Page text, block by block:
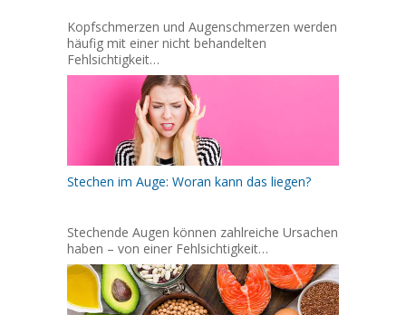
Kopfschmerzen und Augenschmerzen werden
häufig mit einer nicht behandelten
Fehlsichtigkeit…
Stechen im Auge: Woran kann das liegen?
Stechende Augen können zahlreiche Ursachen
haben – von einer Fehlsichtigkeit…